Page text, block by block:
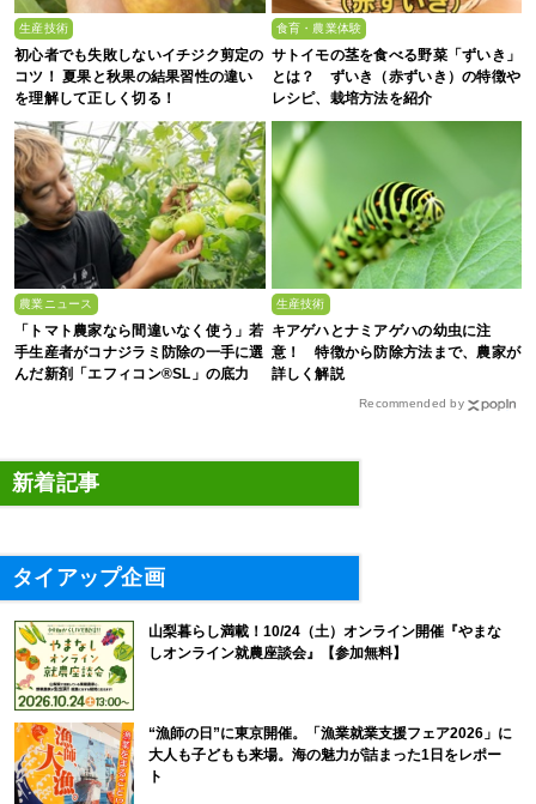
生産技術
初心者でも失敗しないイチジク剪定の
コツ！ 夏果と秋果の結果習性の違い
を理解して正しく切る！
食育・農業体験
サトイモの茎を食べる野菜「ずいき」
とは？ ずいき（赤ずいき）の特徴や
レシピ、栽培方法を紹介
農業ニュース
「トマト農家なら間違いなく使う」若
手生産者がコナジラミ防除の一手に選
んだ新剤「エフィコン®SL」の底力
生産技術
キアゲハとナミアゲハの幼虫に注
意！ 特徴から防除方法まで、農家が
詳しく解説
Recommended by
新着記事
タイアップ企画
山梨暮らし満載！10/24（土）オンライン開催『やまな
しオンライン就農座談会』【参加無料】
“漁師の日”に東京開催。「漁業就業支援フェア2026」に
大人も子どもも来場。海の魅力が詰まった1日をレポー
ト